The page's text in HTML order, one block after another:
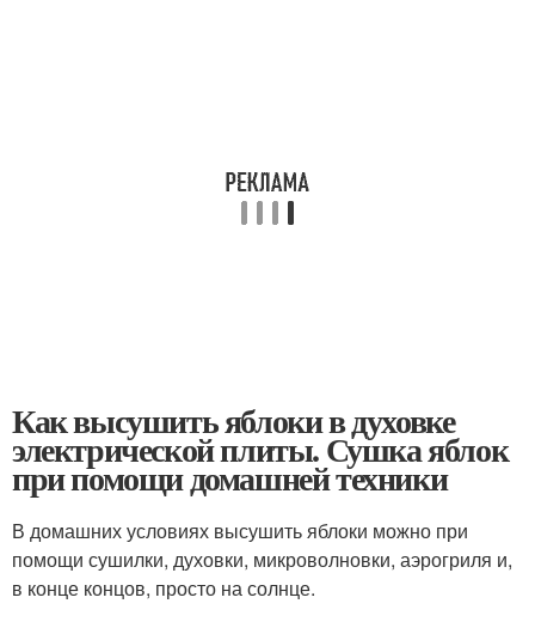
Как высушить яблоки в духовке
электрической плиты. Сушка яблок
при помощи домашней техники
В домашних условиях высушить яблоки можно при
помощи сушилки, духовки, микроволновки, аэрогриля и,
в конце концов, просто на солнце.